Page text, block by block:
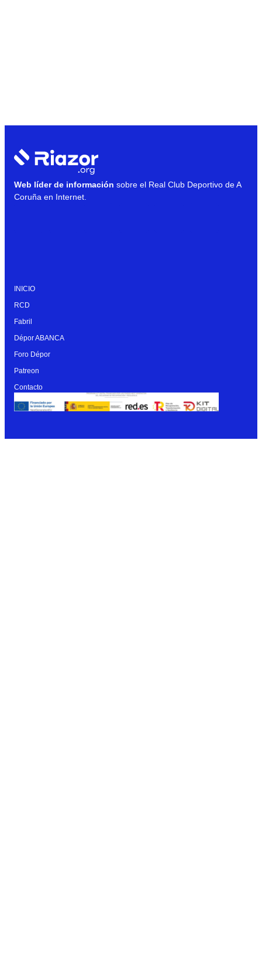
Web líder de información sobre el Real Club Deportivo de A
Coruña en Internet.
INICIO
RCD
Fabril
Dépor ABANCA
Foro Dépor
Patreon
Contacto